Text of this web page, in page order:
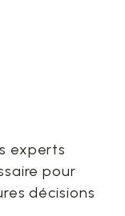
experts
pour
décisions